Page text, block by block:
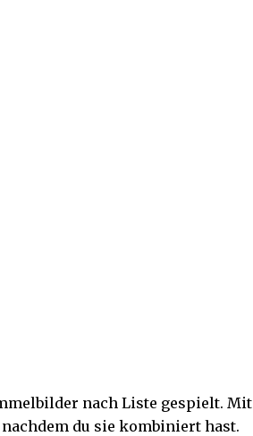
nach Liste gespielt. Mit
du sie kombiniert hast.